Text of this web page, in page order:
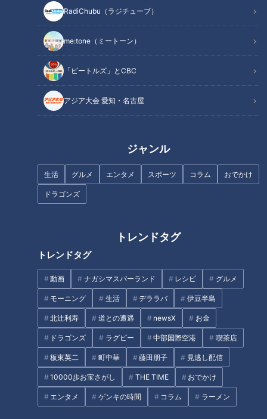
RadiChubu（ラジチューブ）
me:tone（ミートーン）
「ビートルズ」とCBC
アジア大会 愛知・名古屋
ジャンル
生活 グルメ エンタメ スポーツ コラム おでかけ
ドラゴンズ
トレンドタグ
トレンドタグ
動画 ナガシマスパーランド レシピ グルメ
モーニング 生活 デララバ 伊豆半島
北辻利寿 道との遭遇 newsX お金
ドラゴンズ ラグビー 中部国際空港 喫茶店
板東英二 町中華 藤田朋子 見逃し配信
10000歩お宝さがし THE TIME おでかけ
エンタメ ゲンキの時間 コラム ラーメン
「強いドラゴンズを今の子たち
に…優勝したい、そんだけで
す。」竜の新選手会長藤嶋健人
の熱いリアルに迫る！
CBC若狭アナがくだを巻く！
い注意」なお酒が登場！
線「来季への準備は1枠が限界」
サッカーW杯の気になる選手、
ＣＢＣ佐藤楠大アナが教えま
【アナchアワード投票開始！】
CBCアナウンサーチャンネルの
中で「今年一番面白かった動
画」は？皆さんのコメントを募
集中！
タグ
北辻利寿 コラム